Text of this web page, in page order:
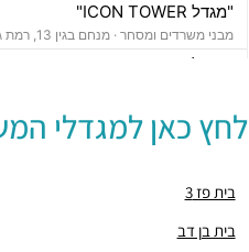
"מגדל ICON TOWER"
מבני משרדים ומסחר · מנחם בגין 13, רמת גן
"מגדל רוגובין תדהר"
"מגדל ששון חוגי"
מבני משרדים ומסחר ·אבא הילל 12, רמת גן
מבני משרדים ומסחר ·
"מגדל אמות אטריום"
לחץ כאן למגדלי
בית פז 3
בית בן דב